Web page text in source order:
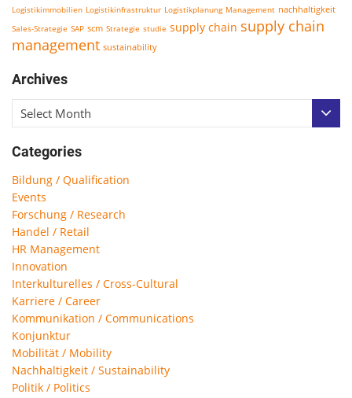
Logistikimmobilien Logistikinfrastruktur Logistikplanung Management nachhaltigkeit
Sales-Strategie SAP scm Strategie studie supply chain supply chain
management sustainability
Archives
Select Month
Categories
Bildung / Qualification
Events
Forschung / Research
Handel / Retail
HR Management
Innovation
Interkulturelles / Cross-Cultural
Karriere / Career
Kommunikation / Communications
Konjunktur
Mobilität / Mobility
Nachhaltigkeit / Sustainability
Politik / Politics